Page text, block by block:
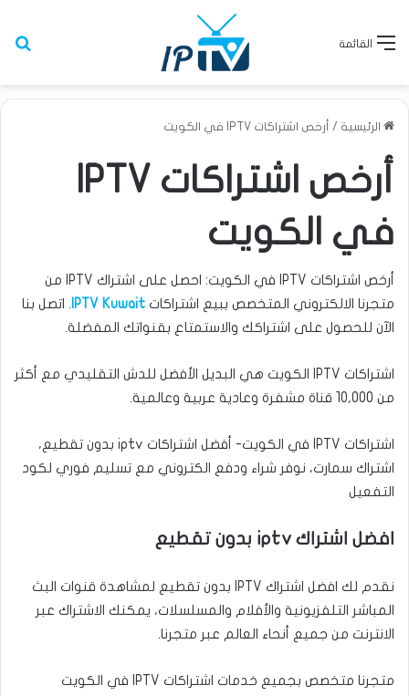
القائمة
الرئيسية / أرخص اشتراكات IPTV في الكويت
أرخص اشتراكات IPTV
في الكويت
أرخص اشتراكات IPTV في الكويت: احصل على اشتراك IPTV من
متجرنا الالكتروني المتخصص ببيع اشتراكات IPTV Kuwait . اتصل بنا
الآن للحصول على اشتراكك والاستمتاع بقنواتك المفضلة.
اشتراكات IPTV الكويت هي البديل الأفضل للدش التقليدي مع أكثر
من 10,000 قناة مشفرة وعادية عربية وعالمية.
اشتراكات IPTV في الكويت- أفضل اشتراكات iptv بدون تقطيع،
اشتراك سمارت، نوفر شراء ودفع الكتروني مع تسليم فوري لكود
التفعيل
افضل اشتراك iptv بدون تقطيع
نقدم لك افضل اشتراك IPTV بدون تقطيع لمشاهدة قنوات البث
المباشر التلفزيونية والأفلام والمسلسلات، يمكنك الاشتراك عبر
الانترنت من جميع أنحاء العالم عبر متجرنا.
متجرنا متخصص بجميع خدمات اشتراكات IPTV في الكويت